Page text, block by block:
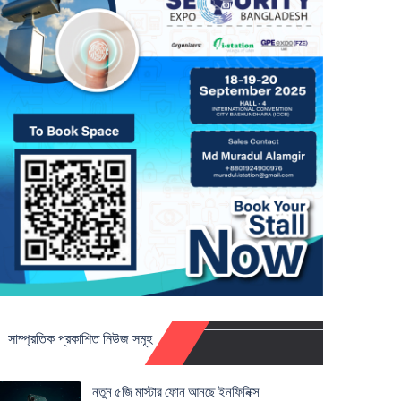
সাম্প্রতিক প্রকাশিত নিউজ সমূহ
নতুন ৫জি মাস্টার ফোন আনছে ইনফিনিক্স